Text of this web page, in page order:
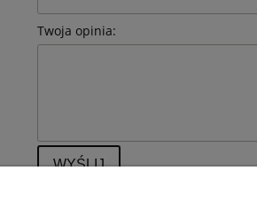
Twoja opinia:
WYŚLIJ